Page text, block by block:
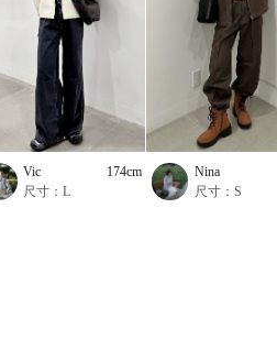
Vic
174cm
尺寸：L
Nina
尺寸：S